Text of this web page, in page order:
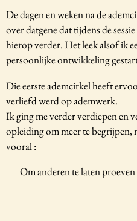
De dagen en weken na de
over datgene dat tijdens de
hierop verder. Het leek alsof ik
persoonlijke ontwikkeling
Die eerste ademcirkel heeft
verliefd werd op ademwerk.
Ik ging me verder verdiepen en
opleiding om meer te begrijpen,
vooral :
Om anderen te laten